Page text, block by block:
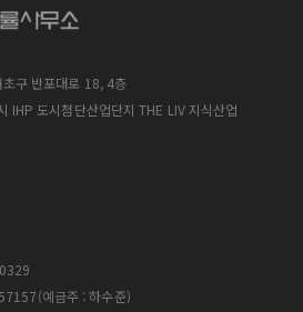
구 반포대로 18, 4층
IHP 도시첨단산업단지 THE LIV 지식산업
예금주 : 하수준)